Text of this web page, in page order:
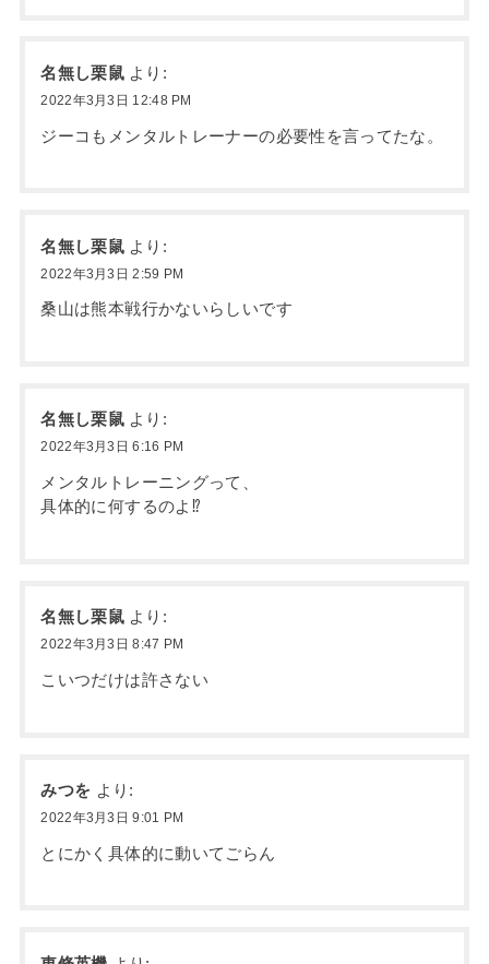
名無し栗鼠 より:
2022年3月3日 12:48 PM
ジーコもメンタルトレーナーの必要性を言ってたな。
名無し栗鼠 より:
2022年3月3日 2:59 PM
桑山は熊本戦行かないらしいです
名無し栗鼠 より:
2022年3月3日 6:16 PM
メンタルトレーニングって、
具体的に何するのよ⁉
名無し栗鼠 より:
2022年3月3日 8:47 PM
こいつだけは許さない
みつを より:
2022年3月3日 9:01 PM
とにかく具体的に動いてごらん